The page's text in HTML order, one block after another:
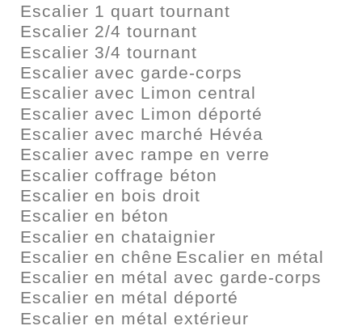
Escalier 1 quart tournant
Escalier 2/4 tournant
Escalier 3/4 tournant
Escalier avec garde-corps
Escalier avec Limon central
Escalier avec Limon déporté
Escalier avec marché Hévéa
Escalier avec rampe en verre
Escalier coffrage béton
Escalier en bois droit
Escalier en béton
Escalier en chataignier
Escalier en chêne Escalier en métal
Escalier en métal avec garde-corps
Escalier en métal déporté
Escalier en métal extérieur